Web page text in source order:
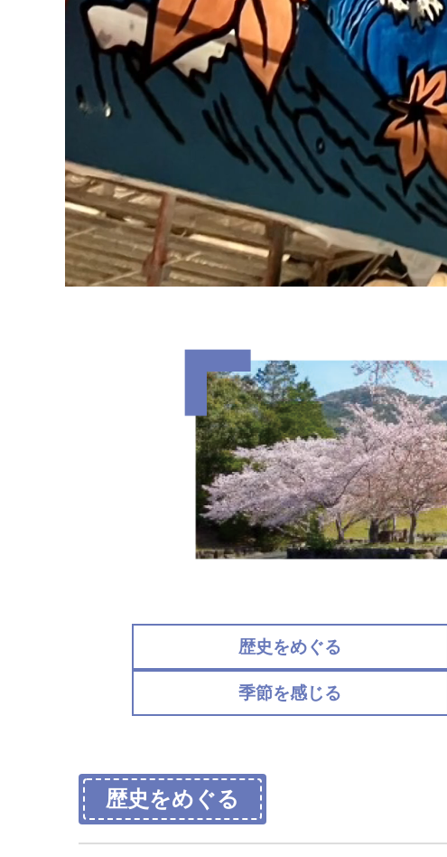
歴史をめぐる
季節を感じる
歴史をめぐる